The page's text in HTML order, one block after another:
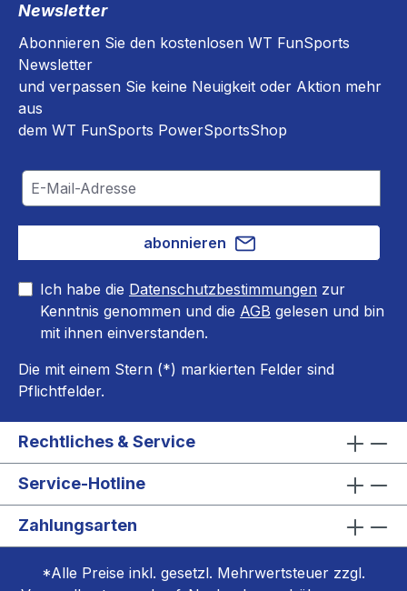
Newsletter
Abonnieren Sie den kostenlosen WT FunSports
Newsletter
und verpassen Sie keine Neuigkeit oder Aktion mehr
aus
dem WT FunSports PowerSportsShop
abonnieren
Ich habe die Datenschutzbestimmungen zur
Kenntnis genommen und die AGB gelesen und bin
mit ihnen einverstanden.
Die mit einem Stern (*) markierten Felder sind
Pflichtfelder.
Rechtliches & Service
Service-Hotline
Zahlungsarten
*Alle Preise inkl. gesetzl. Mehrwertsteuer zzgl.